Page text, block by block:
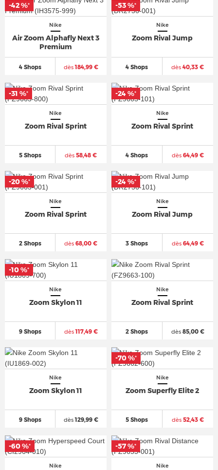
Nike
Air Zoom Alphafly Next 3
Premium
4 Shops dès184,99 €
-42 %*
Nike
Zoom Rival Jump
4 Shops dès 40,33 €
-53 %*
Nike
Zoom Rival Sprint
5 Shops dès 58,48 €
-31 %*
Nike
Zoom Rival Sprint
4 Shops dès64,49 €
-24 %*
Nike
Zoom Rival Sprint
2 Shops dès 68,00 €
-20 %*
Nike
Zoom Rival Jump
3 Shops dès64,49 €
-24 %*
Nike
Zoom Skylon 11
9 Shops dès117,49 €
-10 %*
Nike
Zoom Rival Sprint
2 Shops dès85,00 €
Nike
Zoom Skylon 11
9 Shops dès129,99 €
Nike
Zoom Superfly Elite 2
5 Shops dès52,43 €
-70 %*
Nike
-60 %*
Nike
-57 %*